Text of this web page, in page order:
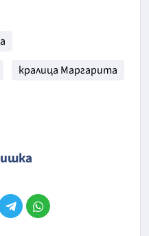
кралица Маргарита